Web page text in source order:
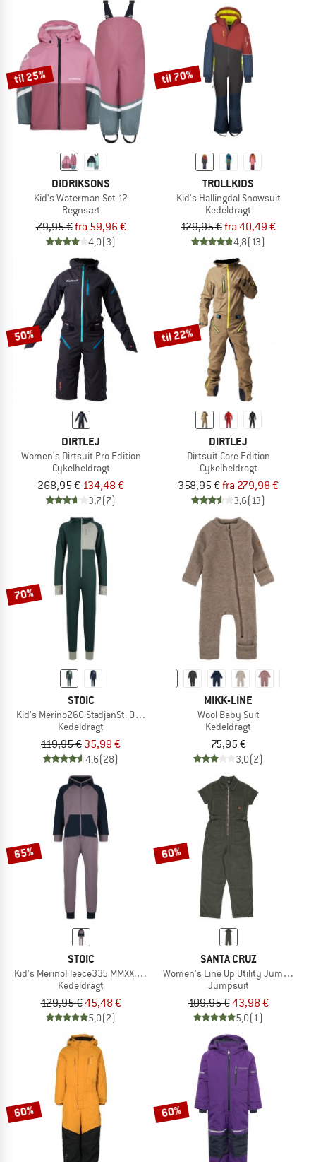
til 25%
DIDRIKSONS
Kid's Waterman Set 12
Regnsæt
79,95 €fra 59,96 €
4,0(3)
til 70%
TROLLKIDS
Kid's Hallingdal Snowsuit
Kedeldragt
129,95 €fra 40,49 €
4,8(13)
50%
DIRTLEJ
Women's Dirtsuit Pro Edition
Cykelheldragt
268,95 € 134,48 €
3,7(7)
til 22%
DIRTLEJ
Dirtsuit Core Edition
Cykelheldragt
358,95 €fra 279,98 €
3,6(13)
70%
STOIC
Kid's Merino260 StadjanSt. One Suit
Kedeldragt
119,95 € 35,99 €
4,6(28)
MIKK-LINE
Wool Baby Suit
Kedeldragt
75,95 €
3,0(2)
65%
STOIC
Kid's MerinoFleece335 MMXX.Lulea Overall
Kedeldragt
129,95 €45,48 €
5,0(2)
60%
SANTA CRUZ
Women's Line Up Utility Jumpsuit
Jumpsuit
109,95 €43,98 €
5,0(1)
60% 60%